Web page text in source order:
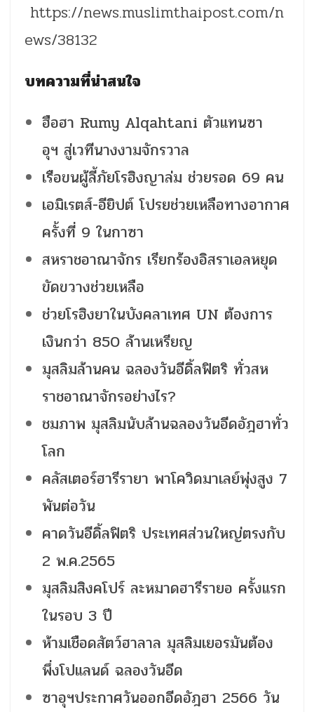
https://news.muslimthaipost.com/n
ews/38132
บทความที่น่าสนใจ
ฮือฮา Rumy Alqahtani ตัวแทนซา
อุฯ สู่เวทีนางงามจักรวาล
เรือขนผู้ลี้ภัยโรฮิงญาล่ม ช่วยรอด 69 คน
เอมิเรตส์-อียิปต์ โปรยช่วยเหลือทางอากาศ
ครั้งที่ 9 ในกาซา
สหราชอาณาจักร เรียกร้องอิสราเอลหยุด
ขัดขวางช่วยเหลือ
ช่วยโรฮิงยาในบังคลาเทศ UN ต้องการ
เงินกว่า 850 ล้านเหรียญ
มุสลิมล้านคน ฉลองวันอีดิ้ลฟิตริ ทั่วสห
ราชอาณาจักรอย่างไร?
ชมภาพ มุสลิมนับล้านฉลองวันอีดอัฎฮาทั่ว
โลก
คลัสเตอร์ฮารีรายา พาโควิดมาเลย์พุ่งสูง 7
พันต่อวัน
คาดวันอีดิ้ลฟิตริ ประเทศส่วนใหญ่ตรงกับ
2 พ.ค.2565
มุสลิมสิงคโปร์ ละหมาดฮารีรายอ ครั้งแรก
ในรอบ 3 ปี
ห้ามเชือดสัตว์ฮาลาล มุสลิมเยอรมันต้อง
พึ่งโปแลนด์ ฉลองวันอีด
ซาอุฯประกาศวันออกอีดอัฎฮา 2566 วัน